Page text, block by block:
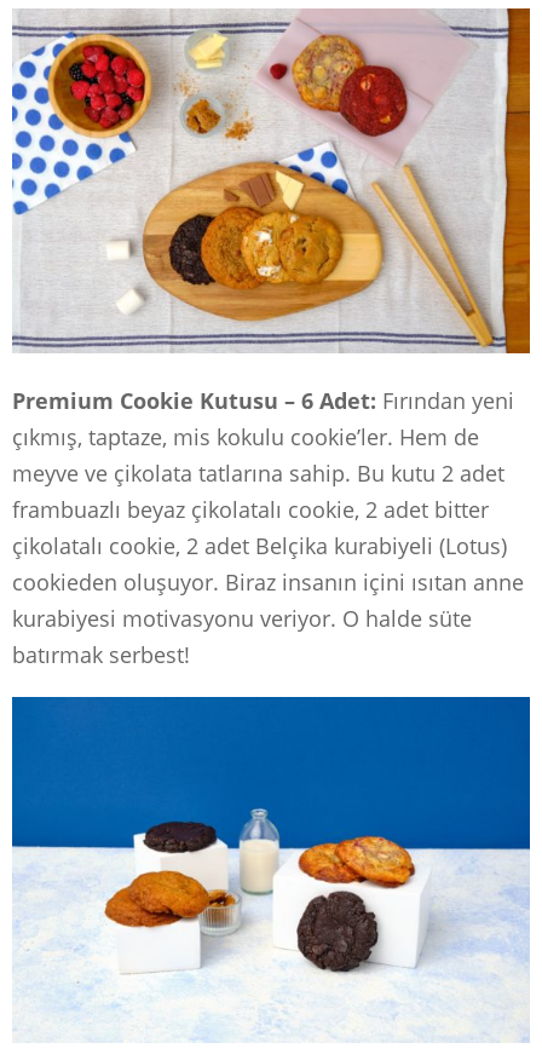
Premium Cookie Kutusu – 6 Adet: Fırından yeni
çıkmış, taptaze, mis kokulu cookie’ler. Hem de
meyve ve çikolata tatlarına sahip. Bu kutu 2 adet
frambuazlı beyaz çikolatalı cookie, 2 adet bitter
çikolatalı cookie, 2 adet Belçika kurabiyeli (Lotus)
cookieden oluşuyor. Biraz insanın içini ısıtan anne
kurabiyesi motivasyonu veriyor. O halde süte
batırmak serbest!